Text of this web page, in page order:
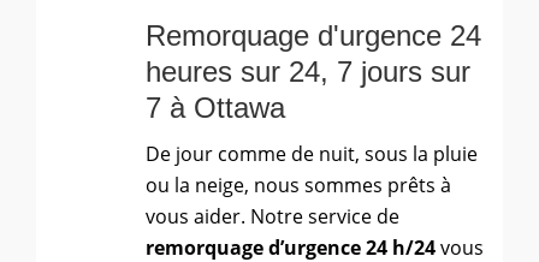
Remorquage d'urgence 24
heures sur 24, 7 jours sur
7 à Ottawa
De jour comme de nuit, sous la pluie
ou la neige, nous sommes prêts à
vous aider. Notre service de
remorquage d’urgence 24 h/24vous